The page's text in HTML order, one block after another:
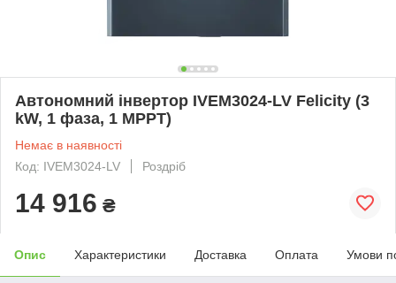
Автономний інвертор IVEM3024-LV Felicity (3
kW, 1 фаза, 1 MPPT)
Немає в наявності
Код: IVEM3024-LV
Роздріб
14 916 ₴
Опис Характеристики Доставка Оплата Умови